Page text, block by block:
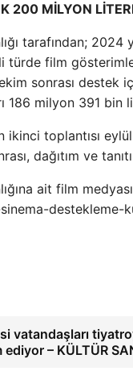
200 MİLYON
tarafından; 2024
türde film
sonrası destek
186 milyon 391 bin
toplantısı
dağıtım ve
ait film
destekleme-
vatandaşları
– KÜLTÜR